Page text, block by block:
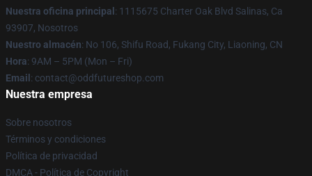
Nuestra oficina principal : 1115675 Charter Oak Blvd Salinas, Ca
93907, Nosotros
Nuestro almacén: No 106, Shifu Road, Fukang City, Liaoning, CN
Hora: 9AM – 5PM (Mon – Fri)
Email : contact@oddfutureshop.com
Nuestra empresa
Sobre nosotros
Términos y condiciones
Política de privacidad
DMCA - Política de Copyright